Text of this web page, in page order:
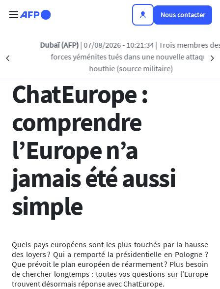
Nous contacter
Dubaï (AFP)| 07/08/2026 - 10:21:34| Trois membres des
forces yéménites tués dans une nouvelle attaque
houthie (source militaire)
Retour à la liste
01 JUIL 2025 - 12:08
ChatEurope :
comprendre
l’Europe n’a
jamais été aussi
simple
Quels pays européens sont les plus touchés par la hausse
des loyers ? Qui a remporté la présidentielle en Pologne ?
Que prévoit le plan européen de réarmement ? Plus besoin
de chercher longtemps : toutes vos questions sur l’Europe
trouvent désormais réponse avec ChatEurope.